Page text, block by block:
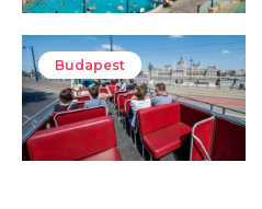
Budapest